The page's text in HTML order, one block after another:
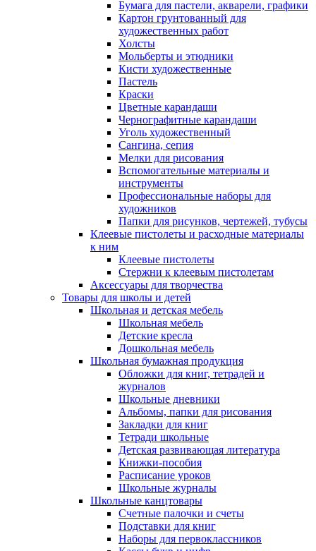
Бумага для пастели, акварели, графики
Картон грунтованный для
художественных работ
Холсты
Мольберты и этюдники
Кисти художественные
Пастель
Краски
Цветные карандаши
Чернографитные карандаши
Уголь художественный
Сангина, сепия
Мелки для рисования
Вспомогательные материалы и
инструменты
Профессиональные наборы для
художников
Папки для рисунков, чертежей, тубусы
Клеевые пистолеты и расходные материалы
к ним
Клеевые пистолеты
Стержни к клеевым пистолетам
Аксессуары для творчества
Товары для школы и детей
Школьная и детская мебель
Школьная мебель
Детские кресла
Дошкольная мебель
Школьная бумажная продукция
Обложки для книг, тетрадей и
журналов
Школьные дневники
Альбомы, папки для рисования
Закладки для книг
Тетради школьные
Детская развивающая литература
Книжки-пособия
Расписание уроков
Школьные журналы
Школьные канцтовары
Счетные палочки и счеты
Подставки для книг
Наборы для первоклассников